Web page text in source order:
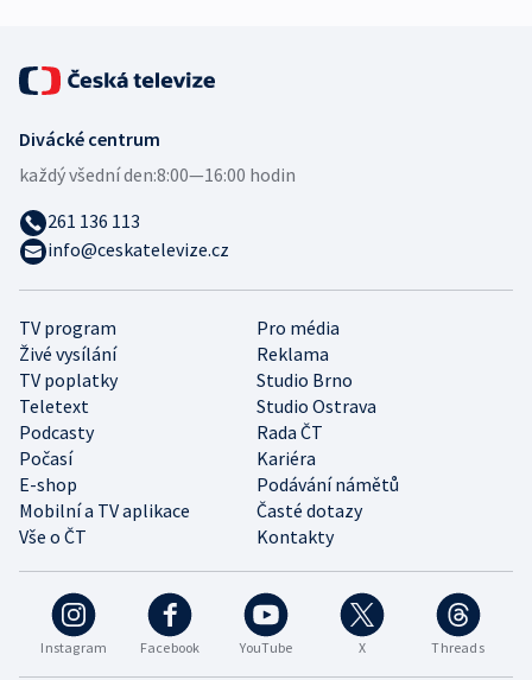
Instagram Facebook YouTube X Threads
TV program
Pro média
Živé vysílání
Reklama
TV poplatky
Studio Brno
Teletext
Studio Ostrava
Podcasty
Rada ČT
Počasí
Kariéra
E-shop
Podávání námětů
Mobilní a TV aplikace
Časté dotazy
Vše o ČT
Kontakty
Divácké centrum
každý všední den:8:00—16:00 hodin
261 136 113
info@ceskatelevize.cz